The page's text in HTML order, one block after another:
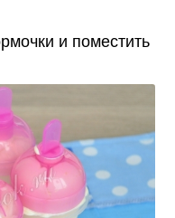
и поместить